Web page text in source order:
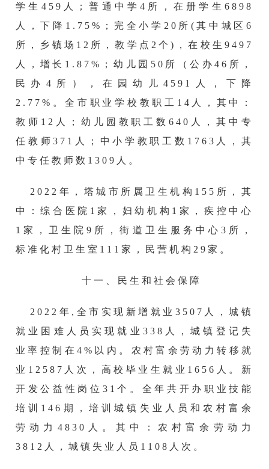
学生 459 人 ； 普通中学4 所，在 册学生 6898
人，下降 1.75 %；完全小学 20 所 (其中城区 6
所，乡镇场 12 所，教学点 2 个)，在校生 9497
人， 增长 1.87 %；幼儿园 50 所（公办46 所，
民办 4 所），在园幼儿4591 人， 下降
2.77%。全市 职业学校教职工 14人，其中：
教师12人
；幼儿园教职工数640 人，其中专
任教师371 人 ； 中小学教职工数 1763 人，其
中专任教师数 1309 人。
2022年，塔城市所属卫生机构155所，其
中：综合医院1家，妇幼机构1家，疾控中心
1家，卫生院9所，街道卫生服务中心3所，
标准化村卫生室111家，民营机构29家。
十一、 民生和社会保障
2022年,全市实现新增就业3507人，城镇
就业困难人员实现就业338人，城镇登记失
业率控制在 4 %以内 。 农 村富余劳动力转移就
业 12587 人 次 ， 高校毕业生就业 1656人。新
开发公益性岗位 31 个。全年共开办职业技能
培训 146 期，培训城镇失业人员和农村富余
劳动力 4830
人。其中：农村富余劳动力
3812 人，城镇失业人员 1108 人次。